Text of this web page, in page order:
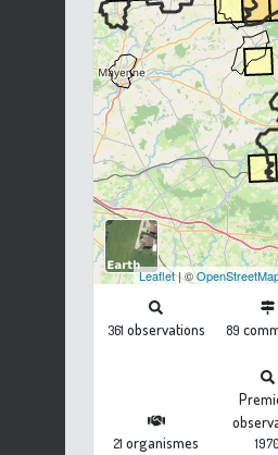
Leaflet| ©
361 observations 89
21 organismes 1970